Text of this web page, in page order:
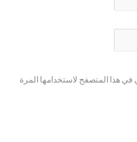
في هذا المتصفح لاستخدامها المرة